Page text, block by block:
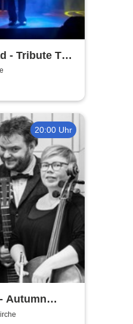
- Tribute To
20:00 Uhr
Autumn